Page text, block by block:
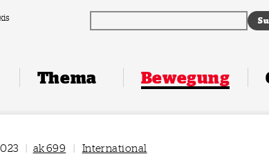
Thema Bewegung
| ak 699 | International